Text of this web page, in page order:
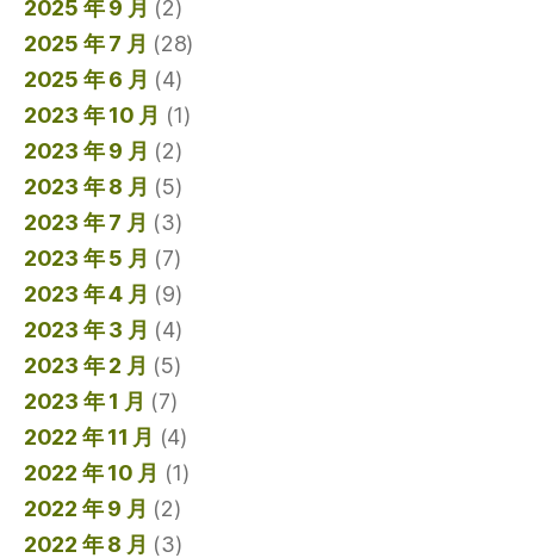
2025 年 9 月 (2)
2025 年 7 月 (28)
2025 年 6 月 (4)
2023 年 10 月 (1)
2023 年 9 月 (2)
2023 年 8 月 (5)
2023 年 7 月 (3)
2023 年 5 月 (7)
2023 年 4 月 (9)
2023 年 3 月 (4)
2023 年 2 月 (5)
2023 年 1 月 (7)
2022 年 11 月 (4)
2022 年 10 月 (1)
2022 年 9 月 (2)
2022 年 8 月 (3)